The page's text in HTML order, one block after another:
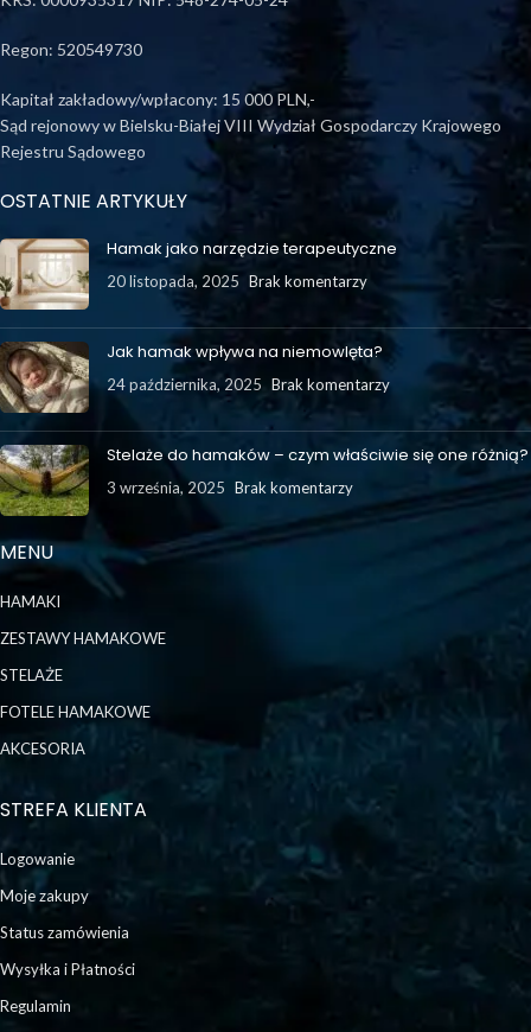
Regon: 520549730
Kapitał zakładowy/wpłacony: 15 000 PLN,-
Sąd rejonowy w Bielsku-Białej VIII Wydział Gospodarczy Krajowego
Rejestru Sądowego
OSTATNIE ARTYKUŁY
Hamak jako narzędzie terapeutyczne
20 listopada, 2025 Brak komentarzy
Jak hamak wpływa na niemowlęta?
24 października, 2025 Brak komentarzy
Stelaże do hamaków – czym właściwie się one różnią?
3 września, 2025 Brak komentarzy
MENU
HAMAKI
ZESTAWY HAMAKOWE
STELAŻE
FOTELE HAMAKOWE
AKCESORIA
STREFA KLIENTA
Logowanie
Moje zakupy
Status zamówienia
Wysyłka i Płatności
Regulamin